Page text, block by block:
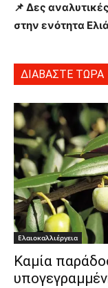
📌 Δες
στην ενότητα
ΔΙΑΒΑΣΤΕ ΤΩΡΑ
Ελαιοκαλλιέργεια
Καμία